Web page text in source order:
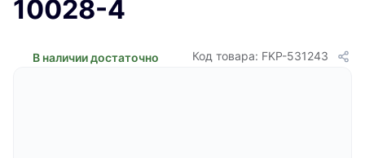
10028-4
В наличии достаточно Код товара: FKP-531243